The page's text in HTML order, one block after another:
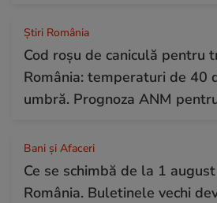
Știri România
Cod roșu de caniculă pentru
România: temperaturi de 40
umbră. Prognoza ANM
Bani și Afaceri
Ce se schimbă de la 1
România. Buletinele vechi